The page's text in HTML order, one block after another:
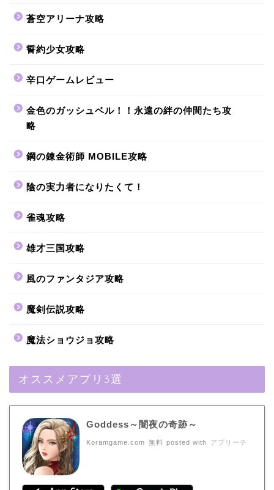
蒼空アリーナ攻略
誓約少女攻略
辛口ゲームレビュー
金色のガッシュベル！！永遠の絆の仲間たち攻
略
鋼の錬金術師 MOBILE攻略
陰の実力者になりたくて！
雀魂攻略
雄才三国攻略
風のファンタジア攻略
魔剣伝説攻略
魔法ショウジョ攻略
オススメアプリ3選
Goddess～闇夜の奇跡～
Koramgame.com 無料 posted with アプリーチ